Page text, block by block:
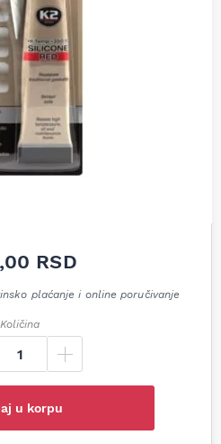
RSD
plaćanje i online poručivanje
Količina
u korpu